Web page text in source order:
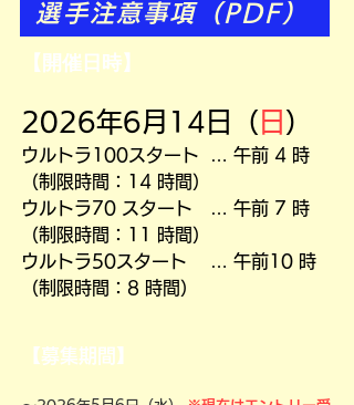
選手注意事項（PDF）
【開催日時】
2026年6月14日（ 日 ）
ウルトラ100スタート … 午前 4 時
（制限時間：14 時間）
ウルトラ70 スタート … 午前 7 時
（制限時間：11 時間）
ウルトラ50スタート … 午前10 時
（制限時間：8 時間）
【募集期間】